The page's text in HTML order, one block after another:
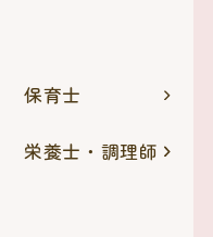
保育士
栄養士・調理師